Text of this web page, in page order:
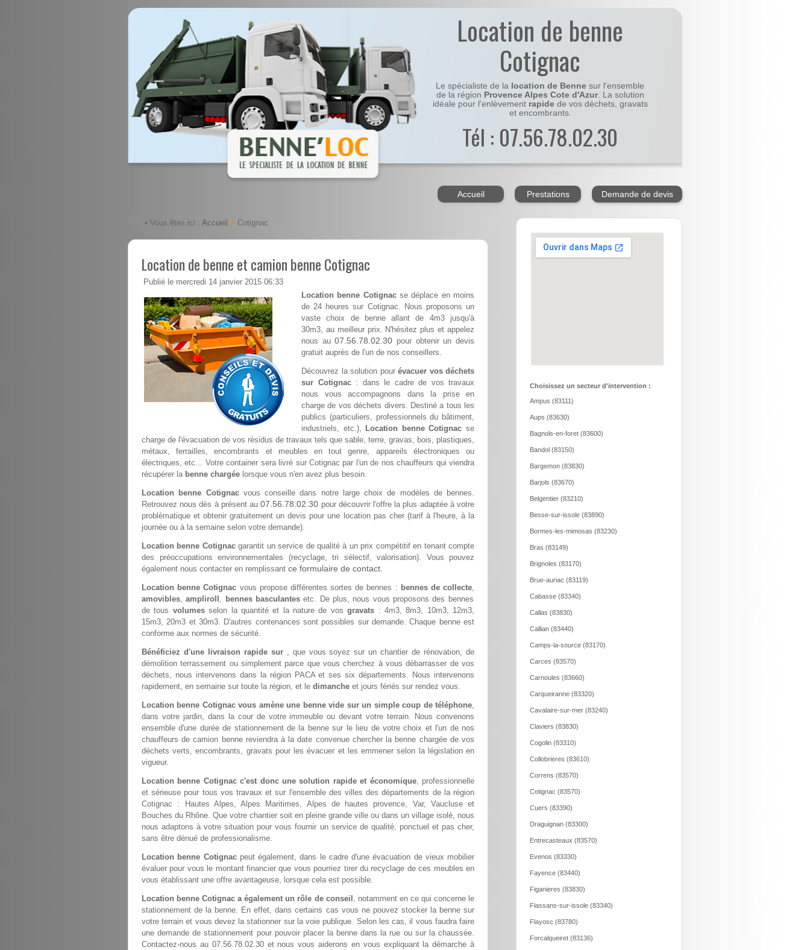
Location de benne
Cotignac
Le spécialiste de la location de Benne sur l'ensemble
de la région Provence Alpes Cote d'Azur. La solution
idéale pour l'enlèvement rapidede vos déchets, gravats
et encombrants.
Tél : 07.56.78.02.30
Accueil Prestations Demande de devis
• Vous êtes ici : Accueil Cotignac
Location de benne et camion benne Cotignac
Publié le mercredi 14 janvier 2015 06:33
Location benne Cotignacse déplace en moins
de 24 heures sur Cotignac. Nous proposons un
vaste choix de benne allant de 4m3 jusqu'à
30m3, au meilleur prix. N'hésitez plus et appelez
nous au07.56.78.02.30 pour obtenir un devis
gratuit auprès de l'un de nos conseillers.
Découvrez la solution pour évacuer vos déchets
sur Cotignac: dans le cadre de vos travaux
nous vous accompagnons dans la prise en
charge de vos déchets divers. Destiné a tous les
publics (particuliers, professionnels du bâtiment,
industriels, etc.), Location benne Cotignac se
charge de l'évacuation de vos résidus de travaux tels que sable, terre, gravas, bois, plastiques,
métaux, ferrailles, encombrants et meubles en tout genre, appareils électroniques ou
électriques, etc... Votre container sera livré sur Cotignac par l'un de nos chauffeurs qui viendra
récupérer la benne chargée lorsque vous n'en avez plus besoin.
Location benne Cotignacvous conseille dans notre large choix de modèles de bennes.
Retrouvez nous dès à présent au07.56.78.02.30 pour découvrir l'offre la plus adaptée à votre
problèmatique et obtenir gratuitement un devis pour une location pas cher (tarif à l'heure, à la
journée ou à la semaine selon votre demande).
Location benne Cotignacgarantit un service de qualité à un prix compétitif en tenant compte
des préoccupations environnementales (recyclage, tri sélectif, valorisation). Vous pouvez
également nous contacter en remplissant ce formulaire de contact.
Location benne Cotignac vous propose différentes sortes de bennes : bennes de collecte,
amovibles,ampliroll , bennes basculantes etc. De plus, nous vous proposons des bennes
de tous volumesselon la quantité et la nature de vosgravats : 4m3, 8m3, 10m3, 12m3,
15m3, 20m3 et 30m3. D'autres contenances sont possibles sur demande. Chaque benne est
conforme aux normes de sécurité.
Bénéficiez d'une livraison rapide sur , que vous soyez sur un chantier de rénovation, de
démolition terrassement ou simplement parce que vous cherchez à vous débarrasser de vos
déchets, nous intervenons dans la région PACA et ses six départements. Nous intervenons
rapidement, en semaine sur toute la région, et le dimanche et jours fériés sur rendez vous.
Location benne Cotignac vous amène une benne vide sur un simple coup de téléphone,
dans votre jardin, dans la cour de votre immeuble ou devant votre terrain. Nous convenons
ensemble d'une durée de stationnement de la benne sur le lieu de votre choix et l'un de nos
chauffeurs de camion benne reviendra à la date convenue chercher la benne chargée de vos
déchets verts, encombrants, gravats pour les évacuer et les emmener selon la législation en
vigueur.
Location benne Cotignac c'est donc une solution rapide et économique, professionnelle
et sérieuse pour tous vos travaux et sur l'ensemble des villes des départements de la région
Cotignac : Hautes Alpes, Alpes Maritimes, Alpes de hautes provence, Var, Vaucluse et
Bouches du Rhône. Que votre chantier soit en pleine grande ville ou dans un village isolé, nous
nous adaptons à votre situation pour vous fournir un service de qualité, ponctuel et pas cher,
sans être dénué de professionalisme.
Location benne Cotignacpeut également, dans le cadre d'une évacuation de vieux mobilier
évaluer pour vous le montant financier que vous pourriez tirer du recyclage de ces meubles en
vous établissant une offre avantageuse, lorsque cela est possible.
Location benne Cotignac a également un rôle de conseil , notamment en ce qui concerne le
stationnement de la benne. En effet, dans certains cas vous ne pouvez stocker la benne sur
votre terrain et vous devez la stationner sur la voie publique. Selon les cas, il vous faudra faire
une demande de stationnement pour pouvoir placer la benne dans la rue ou sur la chaussée.
Contactez-nous au 07.56.78.02.30 et nous vous aiderons en vous expliquant la démarche à
Choisissez un secteur d'intervention :
Ampus (83111)
Aups (83630)
Bagnols-en-foret (83600)
Bandol (83150)
Bargemon (83830)
Barjols (83670)
Belgentier (83210)
Besse-sur-issole (83890)
Bormes-les-mimosas (83230)
Bras (83149)
Brignoles (83170)
Brue-auriac (83119)
Cabasse (83340)
Callas (83830)
Callian (83440)
Camps-la-source (83170)
Carces (83570)
Carnoules (83660)
Carqueiranne (83320)
Cavalaire-sur-mer (83240)
Claviers (83830)
Cogolin (83310)
Collobrieres (83610)
Correns (83570)
Cotignac (83570)
Cuers (83390)
Draguignan (83300)
Entrecasteaux (83570)
Evenos (83330)
Fayence (83440)
Figanieres (83830)
Flassans-sur-issole (83340)
Flayosc (83780)
Forcalqueiret (83136)